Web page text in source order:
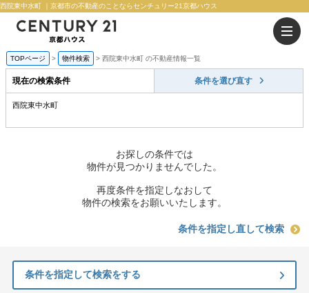
西院東中水町 ｜京都市の不動産のことならセンチュリー21京都ハウス
TOPページ 物件検索 西院東中水町 の不動産情報一覧
現在の検索条件 条件を選び直す
西院東中水町
お探しの条件では
物件が見つかりませんでした。
再度条件を指定しなおして
物件の検索をお願いいたします。
条件を指定し直して検索
条件を指定して検索をする